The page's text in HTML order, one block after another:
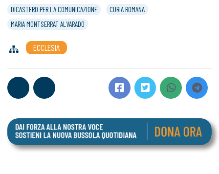
DICASTERO PER LA COMUNICAZIONE
CURIA ROMANA
MARIA MONTSERRAT ALVARADO
ECCLESIA